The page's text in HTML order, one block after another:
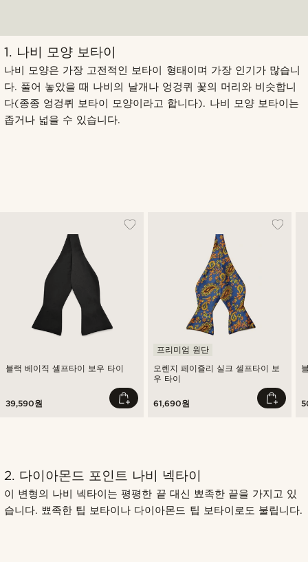
1. 나비 모양 보타이
나비 모양은 가장 고전적인 보타이 형태이며 가장 인기가 많습니
다. 풀어 놓았을 때 나비의 날개나 엉겅퀴 꽃의 머리와 비슷합니
다(종종 엉겅퀴 보타이 모양이라고 합니다). 나비 모양 보타이는
좁거나 넓을 수 있습니다.
블랙 베이직 셀프타이 보우 타이
39,590원
오렌지 페이즐리 실크 셀프타이 보
우 타이
프리미엄 원단
61,690원
2. 다이아몬드 포인트 나비 넥타이
이 변형의 나비 넥타이는 평평한 끝 대신 뾰족한 끝을 가지고 있
습니다. 뾰족한 팁 보타이나 다이아몬드 팁 보타이로도 불립니다.